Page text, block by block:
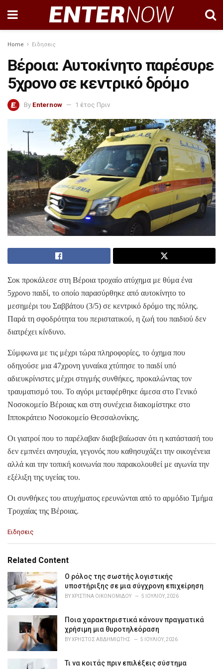
Home Ειδησεις
Βέροια: Αυτοκίνητο παρέσυρε
5χρονο σε κεντρικό δρόμο
By Enternow 1 έτος Πριν
Σοκ προκάλεσε στη Βέροια τροχαίο ατύχημα με θύμα ένα
5χρονο παιδί, το οποίο παρασύρθηκε από αυτοκίνητο το
μεσημέρι του Σαββάτου (3/5) σε κεντρικό δρόμο της πόλης.
Παρά τη σφοδρότητα του περιστατικού, η ζωή του παιδιού δεν
διατρέχει κίνδυνο.
Σύμφωνα με τις μέχρι τώρα πληροφορίες, το όχημα που
οδηγούσε μια 47χρονη γυναίκα χτύπησε το παιδί υπό
αδιευκρίνιστες μέχρι στιγμής συνθήκες, προκαλώντας τον
τραυματισμό του. Το αγόρι μεταφέρθηκε άμεσα στο Γενικό
Νοσοκομείο Βέροιας και στη συνέχεια διακομίστηκε στο
Ιπποκράτειο Νοσοκομείο Θεσσαλονίκης.
Οι γιατροί που το παρέλαβαν διαβεβαίωσαν ότι η κατάστασή του
δεν εμπνέει ανησυχία, γεγονός που καθησυχάζει την οικογένεια
αλλά και την τοπική κοινωνία που παρακολουθεί με αγωνία την
εξέλιξη της υγείας του.
Οι συνθήκες του ατυχήματος ερευνώνται από το αρμόδιο Τμήμα
Τροχαίας της Βέροιας.
C
e
o
r
e
Ειδησεις
Related Content
Ο ρόλος της σωστής λογιστικής
υποστήριξης σε μια σύγχρονη επιχείρηση
BYΧΡΙΣΤΊΝΑ ΟΙΚΟΝΟΜΊΔΟΥ 5 ΙΟΥΛΊΟΥ, 2026
Ποια χαρακτηριστικά κάνουν πραγματικά
χρήσιμη μια θυροτηλεόραση
BYΧΡΉΣΤΟΣ ΑΒΔΗΜΙΏΤΗΣ 5 ΙΟΥΛΊΟΥ, 2026
Τι να κοιτάς πριν επιλέξεις σύστημα